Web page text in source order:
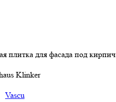
плитка для фасада под кирпич
Klinker
Vascu